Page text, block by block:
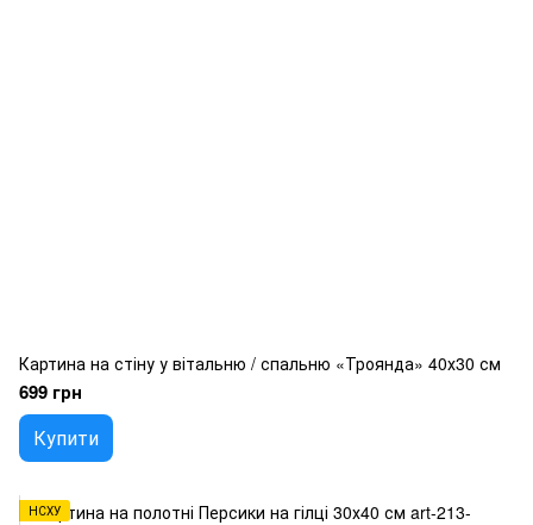
Картина на стіну у вітальню / спальню «Троянда» 40х30 см
699 грн
Купити
НСХУ